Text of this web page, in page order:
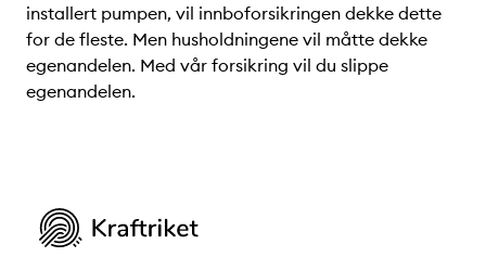
installert pumpen, vil innboforsikringen dekke dette
for de fleste. Men husholdningene vil måtte dekke
egenandelen. Med vår forsikring vil du slippe
egenandelen.